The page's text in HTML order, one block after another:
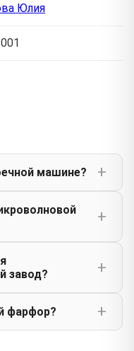
Юлия
машине?
завод?
фарфор?